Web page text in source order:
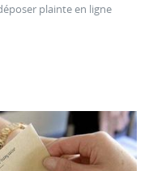
plainte en ligne